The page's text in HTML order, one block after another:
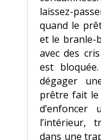
laissez-
quand le
et le branle-
avec des
est
dégager
prêtre fait le
l’intérieur,
dans une